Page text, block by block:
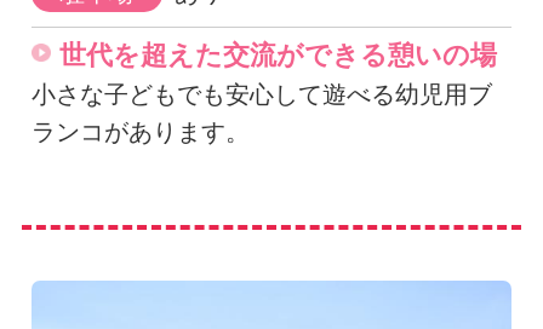
世代を超えた交流ができる憩いの場
小さな子どもでも安心して遊べる幼児用ブ
ランコがあります。